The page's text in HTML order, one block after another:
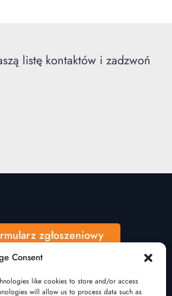
Consent
like cookies to store and/or access
will allow us to process data such as
listę kontaktów i zadzwoń
zgłoszeniowy